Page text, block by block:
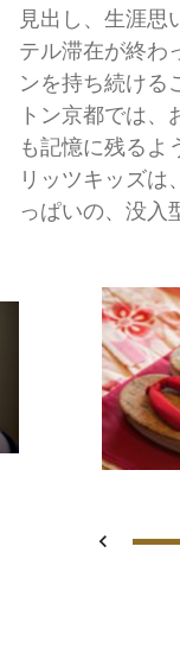
見出し、生涯思
テル滞在が終わ
ンを持ち続ける
トン京都では
も記憶に残るよ
リッツキッズは
っぱいの、没入
戻る